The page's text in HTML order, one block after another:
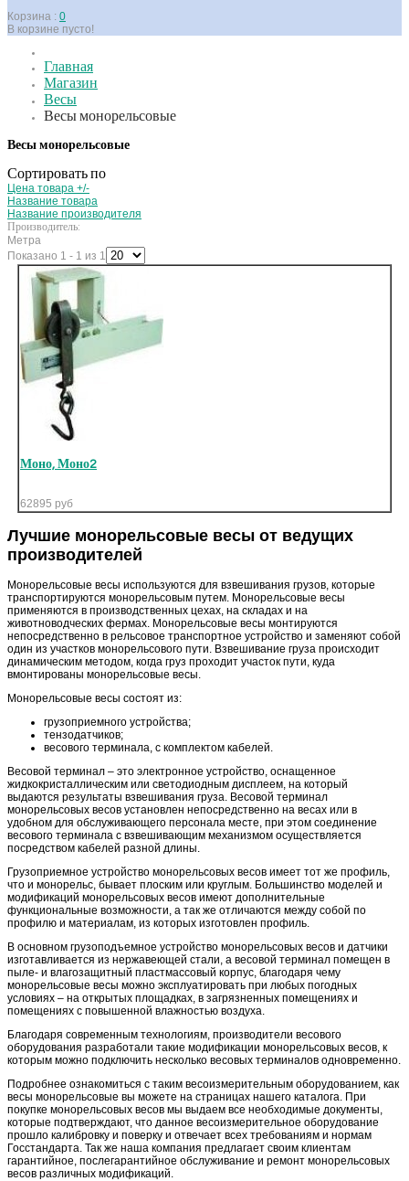
Корзина : 0
В корзине пусто!
Главная
Магазин
Весы
Весы монорельсовые
Весы монорельсовые
Сортировать по
Цена товара +/-
Название товара
Название производителя
Производитель:
Метра
Показано 1 - 1 из 1
Моно, Моно2
62895 руб
Лучшие монорельсовые весы от ведущих
производителей
Монорельсовые весы используются для взвешивания грузов, которые
транспортируются монорельсовым путем. Монорельсовые весы
применяются в производственных цехах, на складах и на
животноводческих фермах. Монорельсовые весы монтируются
непосредственно в рельсовое транспортное устройство и заменяют собой
один из участков монорельсового пути. Взвешивание груза происходит
динамическим методом, когда груз проходит участок пути, куда
вмонтированы монорельсовые весы.
Монорельсовые весы состоят из:
грузоприемного устройства;
тензодатчиков;
весового терминала, с комплектом кабелей.
Весовой терминал – это электронное устройство, оснащенное
жидкокристаллическим или светодиодным дисплеем, на который
выдаются результаты взвешивания груза. Весовой терминал
монорельсовых весов установлен непосредственно на весах или в
удобном для обслуживающего персонала месте, при этом соединение
весового терминала с взвешивающим механизмом осуществляется
посредством кабелей разной длины.
Грузоприемное устройство монорельсовых весов имеет тот же профиль,
что и монорельс, бывает плоским или круглым. Большинство моделей и
модификаций монорельсовых весов имеют дополнительные
функциональные возможности, а так же отличаются между собой по
профилю и материалам, из которых изготовлен профиль.
В основном грузоподъемное устройство монорельсовых весов и датчики
изготавливается из нержавеющей стали, а весовой терминал помещен в
пыле- и влагозащитный пластмассовый корпус, благодаря чему
монорельсовые весы можно эксплуатировать при любых погодных
условиях – на открытых площадках, в загрязненных помещениях и
помещениях с повышенной влажностью воздуха.
Благодаря современным технологиям, производители весового
оборудования разработали такие модификации монорельсовых весов, к
которым можно подключить несколько весовых терминалов одновременно.
Подробнее ознакомиться с таким весоизмерительным оборудованием, как
весы монорельсовые вы можете на страницах нашего каталога. При
покупке монорельсовых весов мы выдаем все необходимые документы,
которые подтверждают, что данное весоизмерительное оборудование
прошло калибровку и поверку и отвечает всех требованиям и нормам
Госстандарта. Так же наша компания предлагает своим клиентам
гарантийное, послегарантийное обслуживание и ремонт монорельсовых
весов различных модификаций.